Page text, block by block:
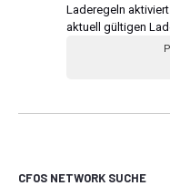
Laderegeln
aktuell gültigen
CFOS NETWORK SUCHE